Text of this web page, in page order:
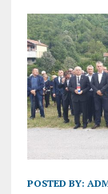
POSTED BY: